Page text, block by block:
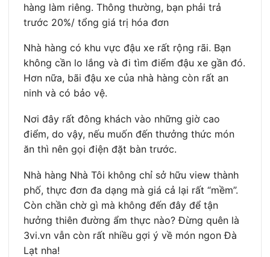
hàng làm riêng. Thông thường, bạn phải trả
trước 20%/ tổng giá trị hóa đơn
Nhà hàng có khu vực đậu xe rất rộng rãi. Bạn
không cần lo lắng và đi tìm điểm đậu xe gần đó.
Hơn nữa, bãi đậu xe của nhà hàng còn rất an
ninh và có bảo vệ.
Nơi đây rất đông khách vào những giờ cao
điểm, do vậy, nếu muốn đến thưởng thức món
ăn thì nên gọi điện đặt bàn trước.
Nhà hàng Nhà Tôi không chỉ sở hữu view thành
phố, thực đơn đa dạng mà giá cả lại rất “mềm”.
Còn chần chờ gì mà không đến đây để tận
hưởng thiên đường ẩm thực nào? Đừng quên là
3vi.vn vẫn còn rất nhiều gợi ý về món ngon Đà
Lạt nha!